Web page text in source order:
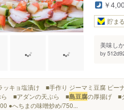
￥
貯まる
美味し
by
ッキョ塩漬け ■手作り ジーマミ豆腐 ピ
ら ■アダンの天ぷら ■島豆腐の厚揚げ ■
●へちまの味噌炒め/750...